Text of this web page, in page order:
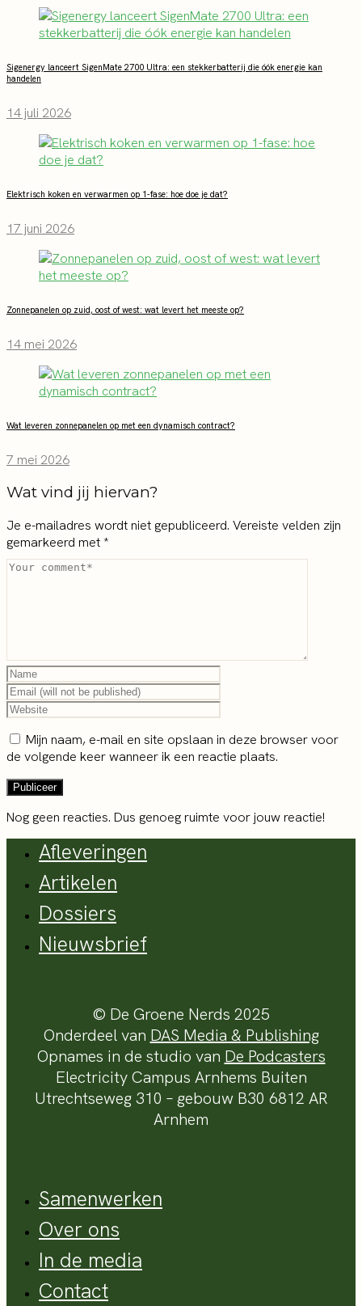
Sigenergy lanceert SigenMate 2700 Ultra: een stekkerbatterij die óók energie kan
handelen
14 juli 2026
Elektrisch koken en verwarmen op 1-fase: hoe doe je dat?
17 juni 2026
Zonnepanelen op zuid, oost of west: wat levert het meeste op?
14 mei 2026
Wat leveren zonnepanelen op met een dynamisch contract?
7 mei 2026
Wat vind jij hiervan?
Je e-mailadres wordt niet gepubliceerd. Vereiste velden zijn
gemarkeerd met*
Mijn naam, e-mail en site opslaan in deze browser voor
de volgende keer wanneer ik een reactie plaats.
Nog geen reacties. Dus genoeg ruimte voor jouw reactie!
Afleveringen
Artikelen
Dossiers
Nieuwsbrief
© De Groene Nerds 2025
Onderdeel van DAS Media & Publishing
Opnames in de studio van De Podcasters
Electricity Campus Arnhems Buiten
Utrechtseweg 310 – gebouw B30 6812 AR
Arnhem
Samenwerken
Over ons
In de media
Contact